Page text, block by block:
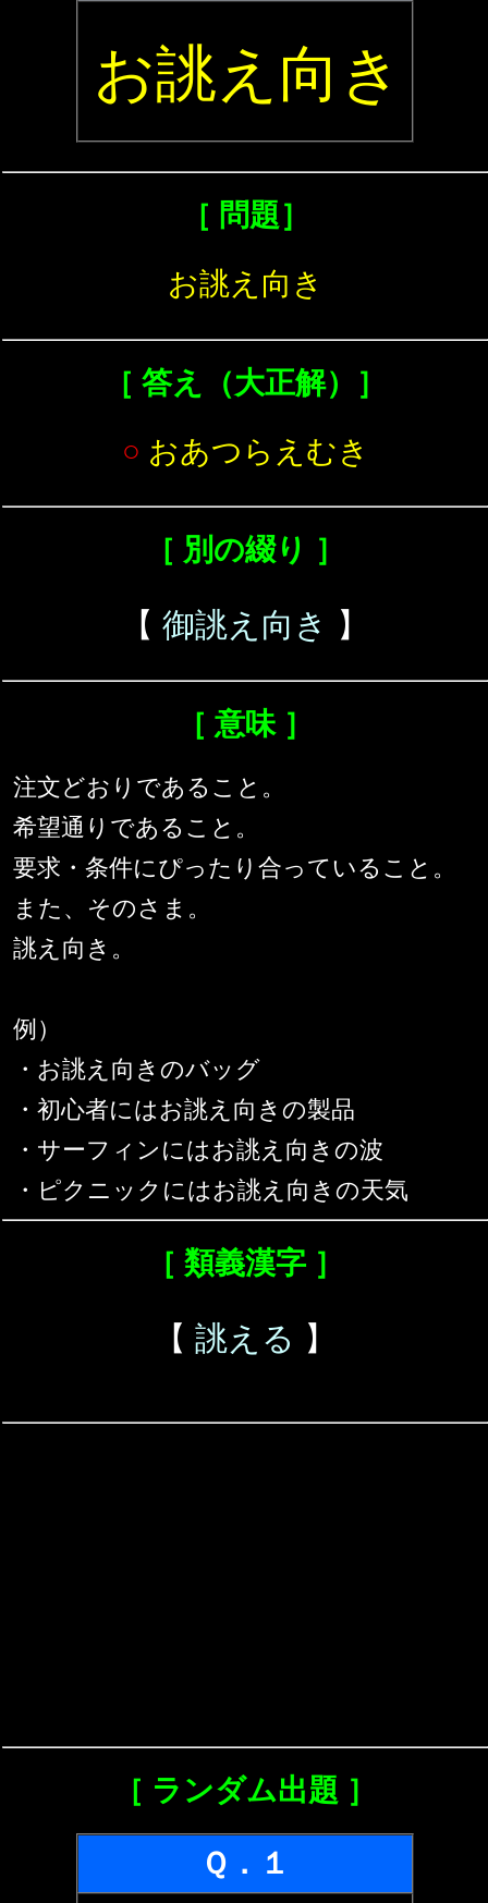
お誂え向き
［ 問題］
お誂え向き
［ 答え（大正解）］
○ おあつらえむき
［ 別の綴り ］
【 御誂え向き 】
［ 意味 ］
注文どおりであること。
希望通りであること。
要求・条件にぴったり合っていること。
また、そのさま。
誂え向き。
例）
・お誂え向きのバッグ
・初心者にはお誂え向きの製品
・サーフィンにはお誂え向きの波
・ピクニックにはお誂え向きの天気
［ 類義漢字 ］
【 誂える 】
［ ランダム出題 ］
Ｑ．１